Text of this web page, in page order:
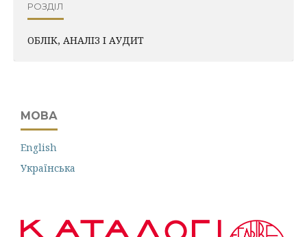
РОЗДІЛ
ОБЛІК, АНАЛІЗ І АУДИТ
МОВА
English
Українська